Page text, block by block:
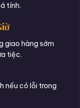
tính.
giao hàng sớm
tiệc.
nếu có lỗi trong